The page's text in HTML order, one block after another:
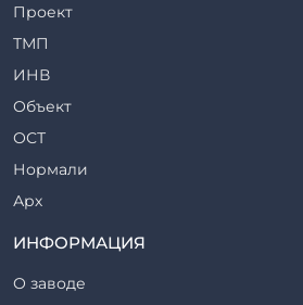
Ригели железобетонные
Сваи железобетонные
Стеновые блоки
Стойки железобетонные
Столбы железобетонные
Закладные детали
Трубы железобетонные
Утяжелители железобетонные
Фермы железобетонные
Проект
ТМП
ИНВ
Объект
ОСТ
Нормали
Арх
ТР
Серия
ИНФОРМАЦИЯ
О заводе